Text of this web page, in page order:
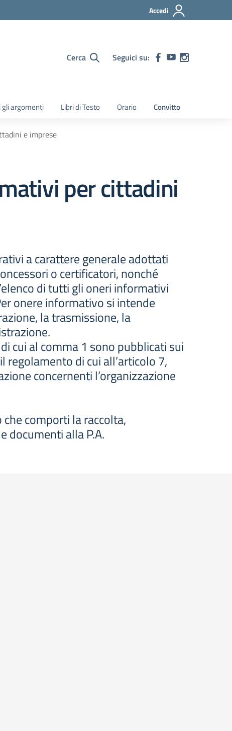
Accedi
Cerca Seguici su:
gli argomenti Libri di Testo Orario Convitto
e imprese
per cittadini
a carattere generale adottati
o certificatori, nonché
di tutti gli oneri informativi
onere informativo si intende
la trasmissione, la
cui al comma 1 sono pubblicati sui
di cui all’articolo 7,
concernenti l’organizzazione
comporti la raccolta,
documenti alla P.A.